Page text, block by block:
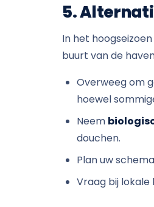
5.
In het
buurt van de
Overweeg om
hoewel
Neem
douchen.
Plan uw
Vraag bij